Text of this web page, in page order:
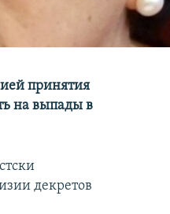
принятия
на выпады в
декретов